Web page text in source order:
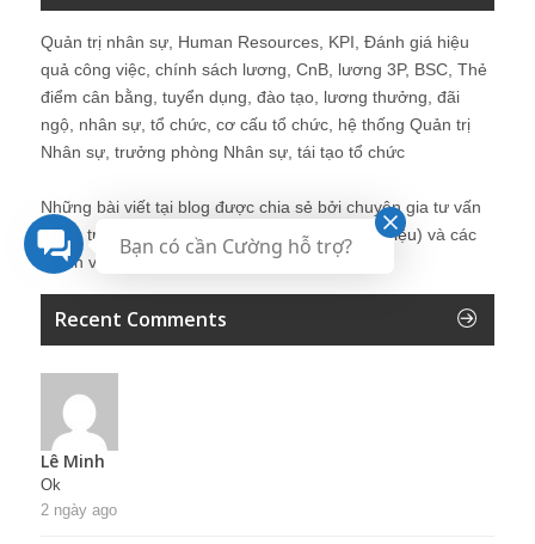
Quản trị nhân sự, Human Resources, KPI, Đánh giá hiệu
quả công việc, chính sách lương, CnB, lương 3P, BSC, Thẻ
điểm cân bằng, tuyển dụng, đào tạo, lương thưởng, đãi
ngộ, nhân sự, tổ chức, cơ cấu tổ chức, hệ thống Quản trị
Nhân sự, trưởng phòng Nhân sự, tái tạo tổ chức
Những bài viết tại blog được chia sẻ bởi chuyên gia tư vấn
Quản trị Nhân sự Nguyễn Hùng Cường (giới thiệu) và các
thành viên khác trong cộng đồng Nhân sự.
Recent Comments
Lê Minh
Ok
2 ngày ago
Bạn có cần Cường hỗ trợ?